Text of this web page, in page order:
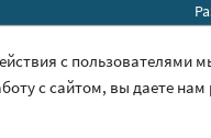
с пользователями
с сайтом, вы даете